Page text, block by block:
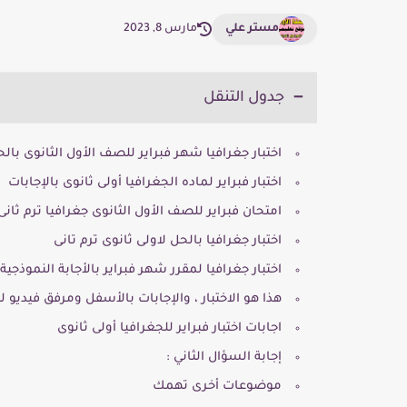
مستر علي مارس 8, 2023
جدول التنقل
اختبار جغرافيا شهر فبراير للصف الأول الثانوى
اختبار فبراير لماده الجغرافيا أولى ثانوى بالإجابات
امتحان فبراير للصف الأول الثانوى جغرافيا ترم
اختبار جغرافيا بالحل لاولى ثانوى ترم تانى
اختبار جغرافيا لمقرر شهر فبراير بالأجابة النموذجية
هذا هو الاختبار ، والإجابات بالأسفل ومرفق فيديو
اجابات اختبار فبراير للجغرافيا أولى ثانوى
إجابة السؤال الثاني :
موضوعات أخرى تهمك